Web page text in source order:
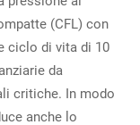
(CFL) con
ciclo di vita di 10
da
critiche. In modo
anche lo